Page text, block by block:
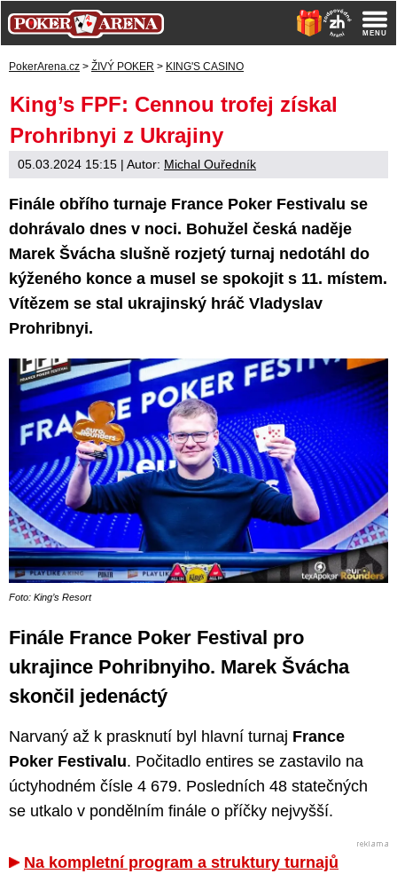
PokerArena.cz > ŽIVÝ POKER > KING'S CASINO
King’s FPF: Cennou trofej získal
Prohribnyi z Ukrajiny
05.03.2024 15:15 | Autor: Michal Ouředník
Finále obřího turnaje France Poker Festivalu se
dohrávalo dnes v noci. Bohužel česká naděje
Marek Švácha slušně rozjetý turnaj nedotáhl do
kýženého konce a musel se spokojit s 11. místem.
Vítězem se stal ukrajinský hráč Vladyslav
Prohribnyi.
Foto: King’s Resort
Finále France Poker Festival pro
ukrajince Pohribnyiho. Marek Švácha
skončil jedenáctý
Narvaný až k prasknutí byl hlavní turnaj France
Poker Festivalu. Počitadlo entires se zastavilo na
úctyhodném čísle 4 679. Posledních 48 statečných
se utkalo v pondělním finále o příčky nejvyšší.
Na kompletní program a struktury turnajů